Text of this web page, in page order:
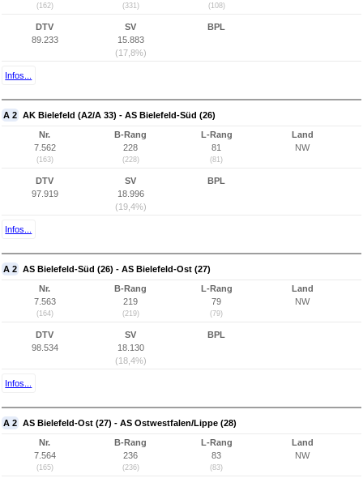
(162) (331) (108)
DTV
89.233
SV
15.883
(17,8%)
BPL
Infos...
A 2 AK Bielefeld (A2/A 33) - AS Bielefeld-Süd (26)
Nr.
7.562
(163)
B-Rang
228
(228)
L-Rang
81
(81)
Land
NW
DTV
97.919
SV
18.996
(19,4%)
BPL
Infos...
A 2 AS Bielefeld-Süd (26) - AS Bielefeld-Ost (27)
Nr.
7.563
(164)
B-Rang
219
(219)
L-Rang
79
(79)
Land
NW
DTV
98.534
SV
18.130
(18,4%)
BPL
Infos...
A 2 AS Bielefeld-Ost (27) - AS Ostwestfalen/Lippe (28)
Nr.
7.564
(165)
B-Rang
236
(236)
L-Rang
83
(83)
Land
NW